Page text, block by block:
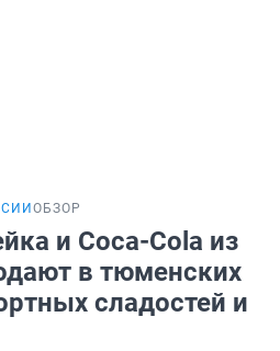
ОБЗОР
и Coca-Cola из
в тюменских
сладостей и